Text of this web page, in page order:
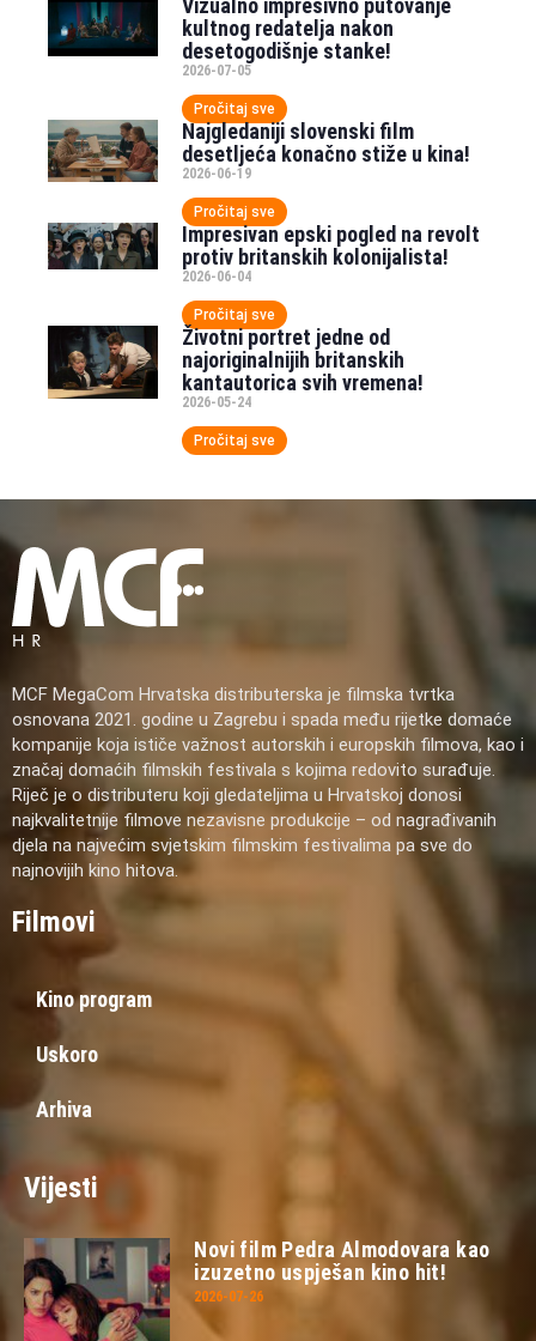
Vizualno impresivno putovanje
kultnog redatelja nakon
desetogodišnje stanke!
2026-07-05
Pročitaj sve
Najgledaniji slovenski film
desetljeća konačno stiže u kina!
2026-06-19
Pročitaj sve
Impresivan epski pogled na revolt
protiv britanskih kolonijalista!
2026-06-04
Pročitaj sve
Životni portret jedne od
najoriginalnijih britanskih
kantautorica svih vremena!
2026-05-24
Pročitaj sve
MCF MegaCom Hrvatska distributerska je filmska tvrtka
osnovana 2021. godine u Zagrebu i spada među rijetke domaće
kompanije koja ističe važnost autorskih i europskih filmova, kao i
značaj domaćih filmskih festivala s kojima redovito surađuje.
Riječ je o distributeru koji gledateljima u Hrvatskoj donosi
najkvalitetnije filmove nezavisne produkcije – od nagrađivanih
djela na najvećim svjetskim filmskim festivalima pa sve do
najnovijih kino hitova.
Filmovi
Kino program
Uskoro
Arhiva
Vijesti
Novi film Pedra Almodovara kao
izuzetno uspješan kino hit!
2026-07-26